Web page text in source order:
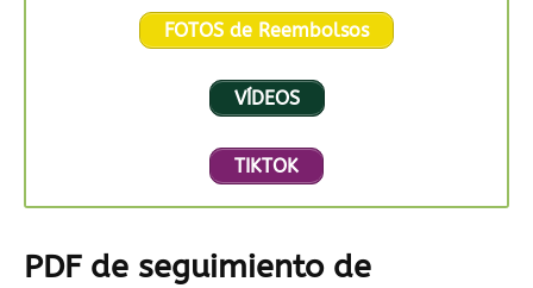
FOTOS de Reembolsos
VÍDEOS
TIKTOK
PDF de seguimiento de